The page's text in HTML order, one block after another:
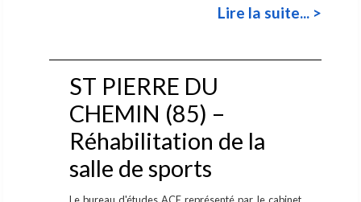
Lire la suite... >
ST PIERRE DU
CHEMIN (85) –
Réhabilitation de la
salle de sports
Le bureau d'études ACE représenté par le cabinet